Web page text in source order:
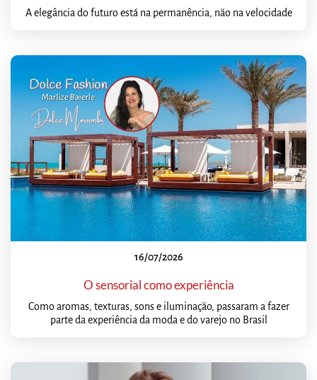
A elegância do futuro está na permanência, não na velocidade
16/07/2026
O sensorial como experiência
Como aromas, texturas, sons e iluminação, passaram a fazer
parte da experiência da moda e do varejo no Brasil